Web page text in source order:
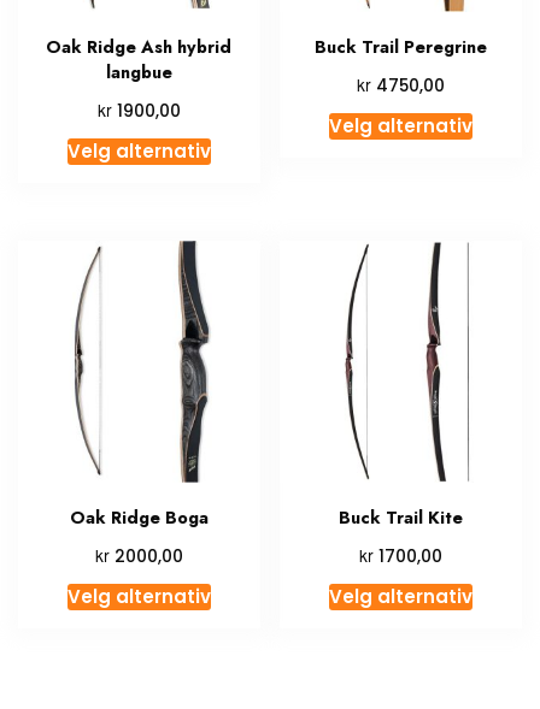
Oak Ridge Ash hybrid
langbue
kr1900,00
Velg alternativ
Buck Trail Peregrine
kr 4750,00
Velg alternativ
Oak Ridge Boga
kr2000,00
Velg alternativ
Buck Trail Kite
kr 1700,00
Velg alternativ